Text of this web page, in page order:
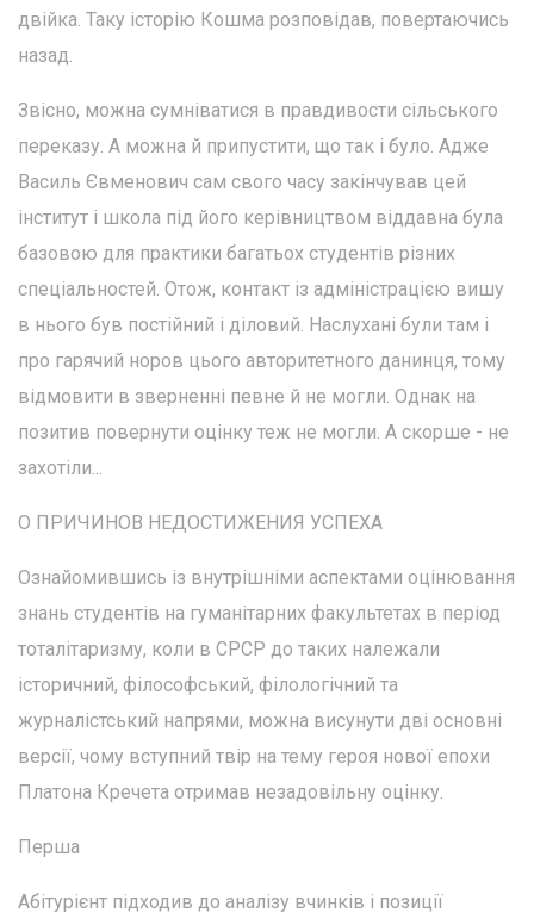
двійка. Таку історію Кошма розповідав, повертаючись
назад.
Звісно, можна сумніватися в правдивости сільського
переказу. А можна й припустити, що так і було. Адже
Василь Євменович сам свого часу закінчував цей
інститут і школа під його керівництвом віддавна була
базовою для практики багатьох студентів різних
спеціальностей. Отож, контакт із адміністрацією вишу
в нього був постійний і діловий. Наслухані були там і
про гарячий норов цього авторитетного данинця, тому
відмовити в зверненні певне й не могли. Однак на
позитив повернути оцінку теж не могли. А скорше - не
захотіли...
О ПРИЧИНОВ НЕДОСТИЖЕНИЯ УСПЕХА
Ознайомившись із внутрішніми аспектами оцінювання
знань студентів на гуманітарних факультетах в період
тоталітаризму, коли в СРСР до таких належали
історичний, філософський, філологічний та
журналістський напрями, можна висунути дві основні
версії, чому вступний твір на тему героя нової епохи
Платона Кречета отримав незадовільну оцінку.
Перша
Абітурієнт підходив до аналізу вчинків і позиції